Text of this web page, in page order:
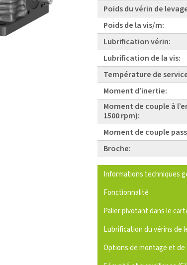
Poids du vérin de
Poids de la vis/m:
Lubrification vérin:
Lubrification de la vis:
Température de
Moment d’inertie:
Moment de couple à
1500 rpm):
Moment de couple
Broche:
Informations techniques
Fonctionnalité
Palier pivotant dans le
Lubrification du vérins de
Options de montage et